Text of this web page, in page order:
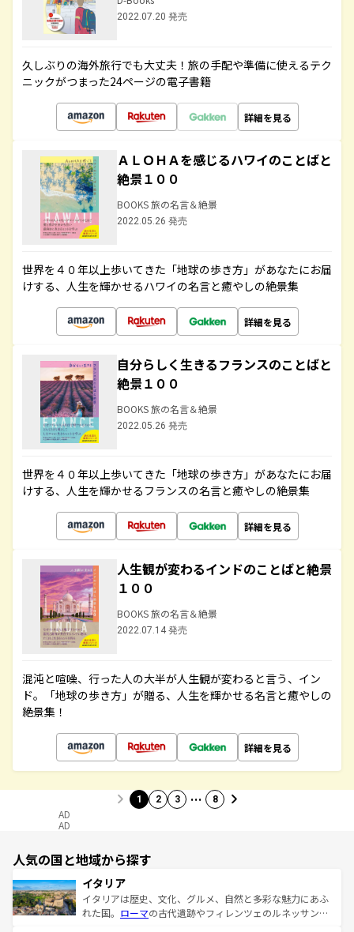
2022.07.20 発売
久しぶりの海外旅行でも大丈夫！旅の手配や準備に使えるテク
ニックがつまった24ページの電子書籍
詳細を見る
ＡＬＯＨＡを感じるハワイのことばと
絶景１００
BOOKS 旅の名言＆絶景
2022.05.26 発売
世界を４０年以上歩いてきた「地球の歩き方」があなたにお届
けする、人生を輝かせるハワイの名言と癒やしの絶景集
詳細を見る
自分らしく生きるフランスのことばと
絶景１００
BOOKS 旅の名言＆絶景
2022.05.26 発売
世界を４０年以上歩いてきた「地球の歩き方」があなたにお届
けする、人生を輝かせるフランスの名言と癒やしの絶景集
詳細を見る
人生観が変わるインドのことばと絶景
１００
BOOKS 旅の名言＆絶景
2022.07.14 発売
混沌と喧噪、行った人の大半が人生観が変わると言う、イン
ド。「地球の歩き方」が贈る、人生を輝かせる名言と癒やしの
絶景集！
詳細を見る
1 2 3 … 8
AD
AD
人気の国と地域から探す
イタリア
イタリアは歴史、文化、グルメ、自然と多彩な魅力にあふ
れた国。 ローマの古代遺跡やフィレンツェのルネッサンス